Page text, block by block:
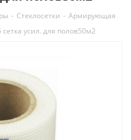
- Стеклосетки - Армирующая
усил. для полов50м2